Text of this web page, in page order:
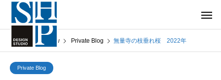
What’s New Private Blog 無量寺の枝垂れ桜 2022年
Private Blog